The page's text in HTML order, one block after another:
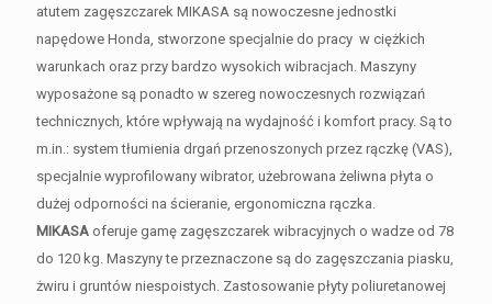
atutem zagęszczarek MIKASA są nowoczesne jednostki
napędowe Honda, stworzone specjalnie do pracy w ciężkich
warunkach oraz przy bardzo wysokich wibracjach. Maszyny
wyposażone są ponadto w szereg nowoczesnych rozwiązań
technicznych, które wpływają na wydajność i komfort pracy. Są to
m.in.: system tłumienia drgań przenoszonych przez rączkę (VAS),
specjalnie wyprofilowany wibrator, użebrowana żeliwna płyta o
dużej odporności na ścieranie, ergonomiczna rączka.
MIKASA oferuje gamę zagęszczarek wibracyjnych o wadze od 78
do 120 kg. Maszyny te przeznaczone są do zagęszczania piasku,
żwiru i gruntów niespoistych. Zastosowanie płyty poliuretanowej